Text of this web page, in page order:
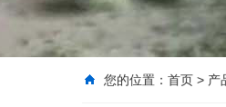
您的位置： 首页 > 产